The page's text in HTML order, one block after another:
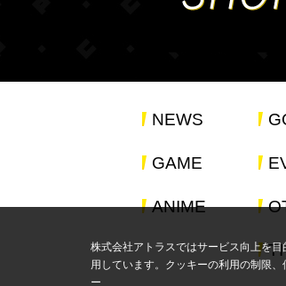
NEWS
GAME
ANIME
株式会社アトラスではサービス向上を
用しています。クッキーの利用の制限
ー